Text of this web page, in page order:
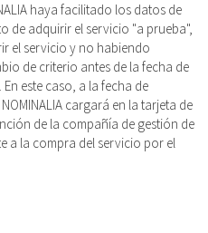
haya facilitado los datos de
de adquirir el servicio "a prueba",
el servicio y no habiendo
de criterio antes de la fecha de
este caso, a la fecha de
cargará en la tarjeta de
de la compañía de gestión de
a la compra del servicio por el